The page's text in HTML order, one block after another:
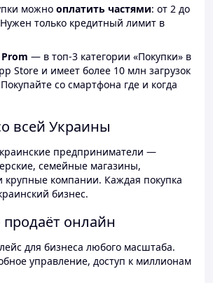
можно оплатить частями: от 2 до
только кредитный лимит в
— в топ-3 категории «Покупки» в
Store и имеет более 10 млн загрузок
со смартфона где и когда
всей Украины
предприниматели —
семейные магазины,
крупные компании. Каждая покупка
бизнес.
продаёт онлайн
для бизнеса любого масштаба.
управление, доступ к миллионам